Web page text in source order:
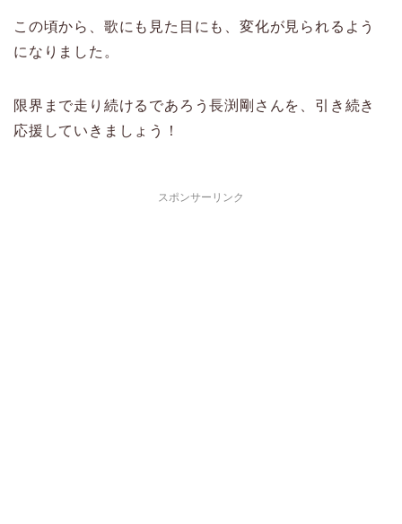
この頃から、歌にも見た目にも、変化が見られるよう
になりました。
限界まで走り続けるであろう長渕剛さんを、引き続き
応援していきましょう！
スポンサーリンク